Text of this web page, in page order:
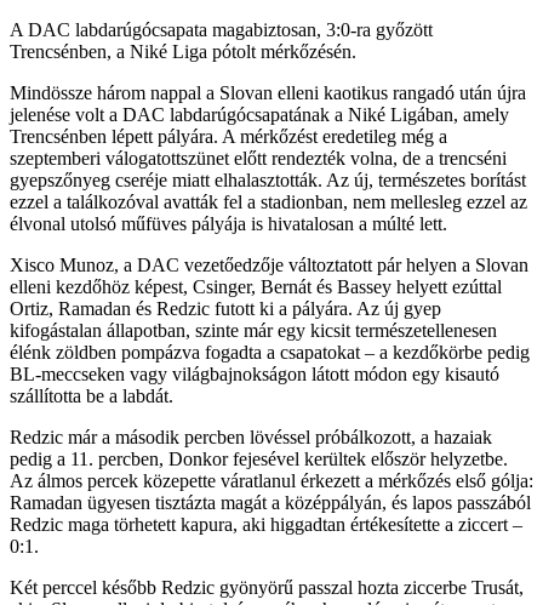
A DAC labdarúgócsapata magabiztosan, 3:0-ra győzött
Trencsénben, a Niké Liga pótolt mérkőzésén.
Mindössze három nappal a Slovan elleni kaotikus rangadó után újra
jelenése volt a DAC labdarúgócsapatának a Niké Ligában, amely
Trencsénben lépett pályára. A mérkőzést eredetileg még a
szeptemberi válogatottszünet előtt rendezték volna, de a trencséni
gyepszőnyeg cseréje miatt elhalasztották. Az új, természetes borítást
ezzel a találkozóval avatták fel a stadionban, nem mellesleg ezzel az
élvonal utolsó műfüves pályája is hivatalosan a múlté lett.
Xisco Munoz, a DAC vezetőedzője változtatott pár helyen a Slovan
elleni kezdőhöz képest, Csinger, Bernát és Bassey helyett ezúttal
Ortiz, Ramadan és Redzic futott ki a pályára. Az új gyep
kifogástalan állapotban, szinte már egy kicsit természetellenesen
élénk zöldben pompázva fogadta a csapatokat – a kezdőkörbe pedig
BL-meccseken vagy világbajnokságon látott módon egy kisautó
szállította be a labdát.
Redzic már a második percben lövéssel próbálkozott, a hazaiak
pedig a 11. percben, Donkor fejesével kerültek először helyzetbe.
Az álmos percek közepette váratlanul érkezett a mérkőzés első gólja:
Ramadan ügyesen tisztázta magát a középpályán, és lapos passzából
Redzic maga törhetett kapura, aki higgadtan értékesítette a ziccert –
0:1.
Két perccel később Redzic gyönyörű passzal hozta ziccerbe Trusát,